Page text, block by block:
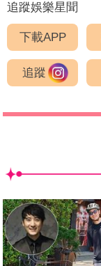
追蹤娛樂星聞
下載APP
追蹤